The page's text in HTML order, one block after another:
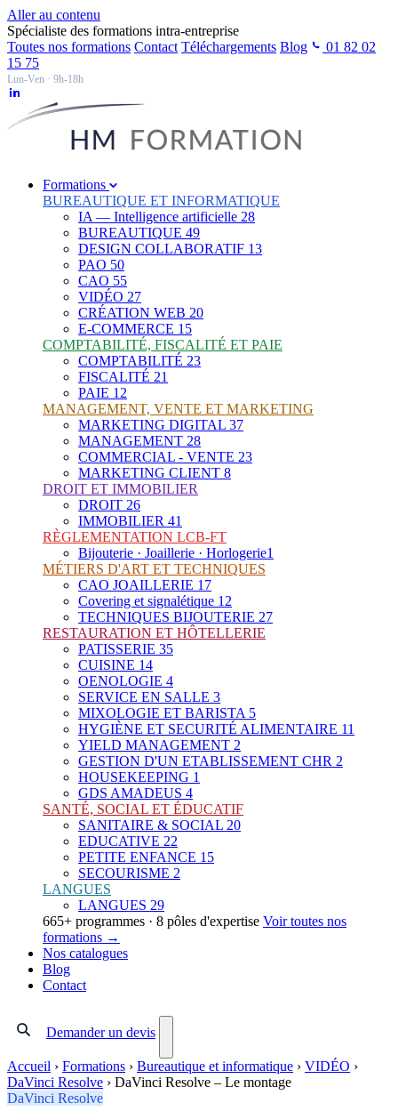
Aller au contenu
Spécialiste des formations intra-entreprise
Toutes nos formations Contact Téléchargements Blog
01 82 02
15 75
Lun-Ven · 9h-18h
Formations
BUREAUTIQUE ET INFORMATIQUE
IA — Intelligence artificielle 28
BUREAUTIQUE 49
DESIGN COLLABORATIF 13
PAO 50
CAO 55
VIDÉO 27
CRÉATION WEB 20
E-COMMERCE 15
COMPTABILITÉ, FISCALITÉ ET PAIE
COMPTABILITÉ 23
FISCALITÉ 21
PAIE 12
MANAGEMENT, VENTE ET MARKETING
MARKETING DIGITAL 37
MANAGEMENT 28
COMMERCIAL - VENTE 23
MARKETING CLIENT 8
DROIT ET IMMOBILIER
DROIT 26
IMMOBILIER 41
RÈGLEMENTATION LCB-FT
Bijouterie · Joaillerie · Horlogerie1
MÉTIERS D'ART ET TECHNIQUES
CAO JOAILLERIE 17
Covering et signalétique 12
TECHNIQUES BIJOUTERIE 27
RESTAURATION ET HÔTELLERIE
PATISSERIE 35
CUISINE 14
OENOLOGIE 4
SERVICE EN SALLE 3
MIXOLOGIE ET BARISTA 5
HYGIÈNE ET SECURITÉ ALIMENTAIRE 11
YIELD MANAGEMENT 2
GESTION D'UN ETABLISSEMENT CHR 2
HOUSEKEEPING 1
GDS AMADEUS 4
SANTÉ, SOCIAL ET ÉDUCATIF
SANITAIRE & SOCIAL 20
EDUCATIVE 22
PETITE ENFANCE 15
SECOURISME 2
LANGUES
LANGUES 29
665+ programmes · 8 pôles d'expertise Voir toutes nos
formations →
Nos catalogues
Blog
Contact
Demander un devis
Accueil › Formations › Bureautique et informatique › VIDÉO ›
DaVinci Resolve › DaVinci Resolve – Le montage
DaVinci Resolve